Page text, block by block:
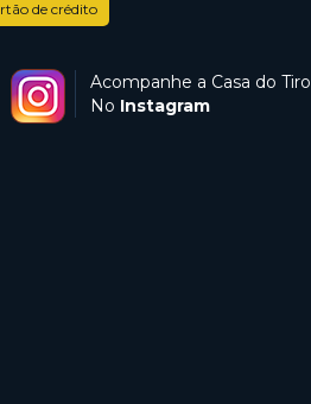
de crédito
Acompanhe a Casa do Tiro
No Instagram